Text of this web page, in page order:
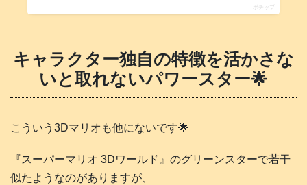
ポチップ
キャラクター独自の特徴を活かさな
いと取れないパワースター🌟
こういう3Dマリオも他にないです🌟
『スーパーマリオ 3Dワールド』のグリーンスターで若干
似たようなのがありますが、